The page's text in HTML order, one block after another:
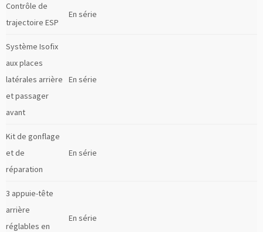
Contrôle de
trajectoire ESP
En série
Système Isofix
aux places
latérales arrière
et passager
avant
En série
Kit de gonflage
et de
réparation
En série
3 appuie-tête
arrière
réglables en
En série